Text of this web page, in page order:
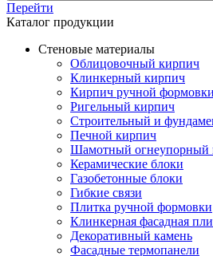
Перейти
Каталог продукции
Стеновые материалы
Облицовочный кирпич
Клинкерный кирпич
Кирпич ручной формовки
Ригельный кирпич
Строительный и
Печной кирпич
Шамотный огнеупорный
Керамические блоки
Газобетонные блоки
Гибкие связи
Плитка ручной формовки
Клинкерная фасадная
Декоративный камень
Фасадные термопанели